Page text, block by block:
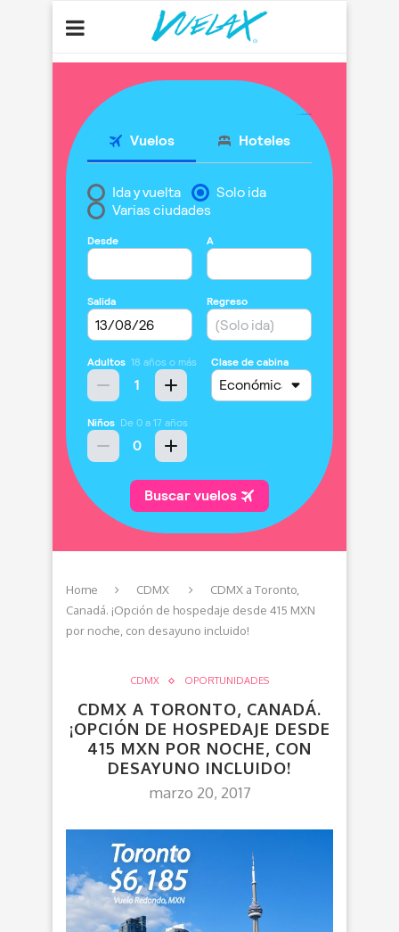
Home CDMX
CDMX a Toronto,
Canadá. ¡Opción de hospedaje desde 415 MXN
por noche, con desayuno incluido!
CDMX OPORTUNIDADES
CDMX A TORONTO, CANADÁ.
¡OPCIÓN DE HOSPEDAJE DESDE
415 MXN POR NOCHE, CON
DESAYUNO INCLUIDO!
marzo 20, 2017